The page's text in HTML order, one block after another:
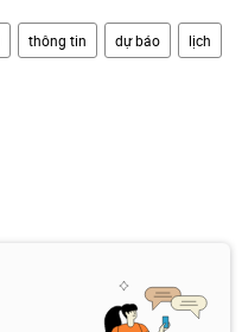
thông tin dự báo lịch